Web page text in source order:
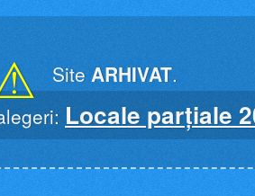
Site ARHIVAT.
Locale parțiale